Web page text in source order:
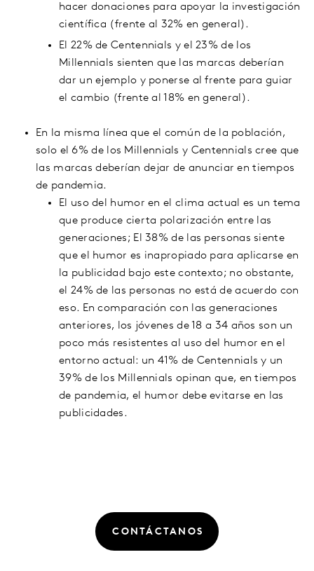
hacer donaciones para apoyar la investigación
científica (frente al 32% en general).
El 22% de Centennials y el 23% de los
Millennials sienten que las marcas deberían
dar un ejemplo y ponerse al frente para guiar
el cambio (frente al 18% en general).
En la misma línea que el común de la población,
solo el 6% de los Millennials y Centennials cree que
las marcas deberían dejar de anunciar en tiempos
de pandemia.
El uso del humor en el clima actual es un tema
que produce cierta polarización entre las
generaciones; El 38% de las personas siente
que el humor es inapropiado para aplicarse en
la publicidad bajo este contexto; no obstante,
el 24% de las personas no está de acuerdo con
eso. En comparación con las generaciones
anteriores, los jóvenes de 18 a 34 años son un
poco más resistentes al uso del humor en el
entorno actual: un 41% de Centennials y un
39% de los Millennials opinan que, en tiempos
de pandemia, el humor debe evitarse en las
publicidades.
CONTÁCTANOS